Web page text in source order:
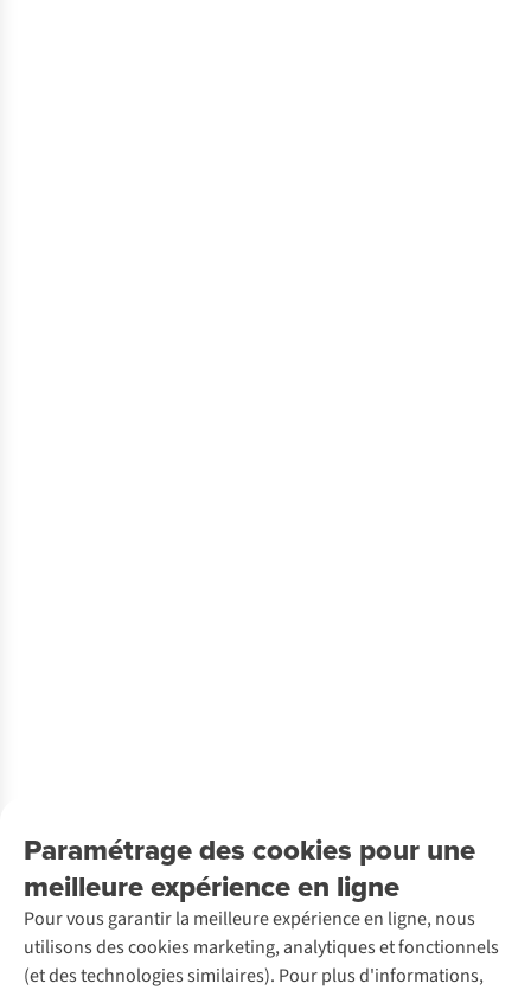
Paramétrage des cookies pour une
meilleure expérience en ligne
Pour vous garantir la meilleure expérience en ligne, nous
utilisons des cookies marketing, analytiques et fonctionnels
(et des technologies similaires). Pour plus d'informations,